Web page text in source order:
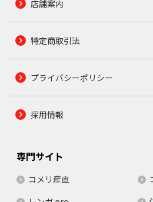
店舗案内
特定商取引法
プライバシーポリシー
採用情報
専門サイト
コメリ産直